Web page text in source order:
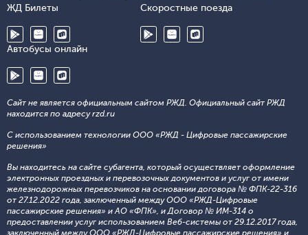
ЖД Билеты Скоростные поезда
Автобусы онлайн
Сайт не является официальным сайтом РЖД. Официальный сайт РЖД
находится по адресу rzd.ru
С использованием технологии ООО «РЖД - Цифровые пассажирские
решения»
Вы находитесь на сайте субагента, который осуществляет оформление
электронных проездных и перевозочных документов и услуг от имени
железнодорожных перевозчиков на основании договора № ФПК-22-316
от 27.12.2022 года, заключенный между ООО «РЖД-Цифровые
пассажирские решения» и АО «ФПК», и Договор № ИМ-314 о
предоставлении услуг использованием Веб-системы от 29.12.2017 года,
заключенный между ООО «РЖД-Цифровые пассажирские решения» и